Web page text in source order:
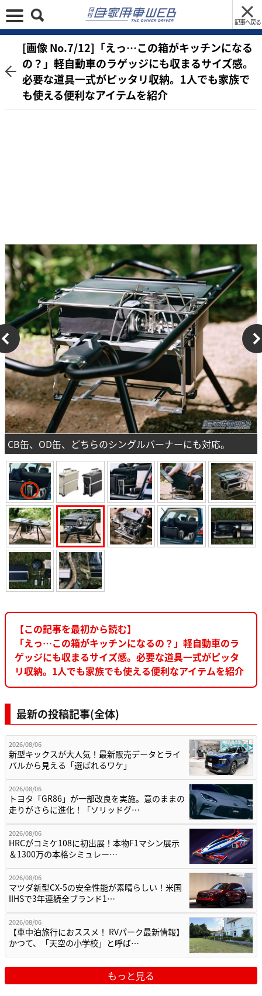
記事へ戻る
[画像 No.7/12]「えっ…この箱がキッチンになる
の？」軽自動車のラゲッジにも収まるサイズ感。
必要な道具一式がピッタリ収納。1人でも家族で
も使える便利なアイテムを紹介
CB缶、OD缶、どちらのシングルバーナーにも対応。
【この記事を最初から読む】
「えっ…この箱がキッチンになるの？」軽自動車のラ
ゲッジにも収まるサイズ感。必要な道具一式がピッタ
リ収納。1人でも家族でも使える便利なアイテムを紹介
最新の投稿記事(全体)
2026/08/06
新型キックスが大人気！最新販売データとライ
バルから見える「選ばれるワケ」
2026/08/06
トヨタ「GR86」が一部改良を実施。意のままの
走りがさらに進化！「ソリッドグ…
2026/08/06
HRCがコミケ108に初出展！本物F1マシン展示
＆1300万の本格シミュレー…
2026/08/06
マツダ新型CX-5の安全性能が素晴らしい！米国
IIHSで3年連続全ブランド1…
2026/08/06
【車中泊旅行におススメ！ RVパーク最新情報】
かつて、「天空の小学校」と呼ば…
もっと見る